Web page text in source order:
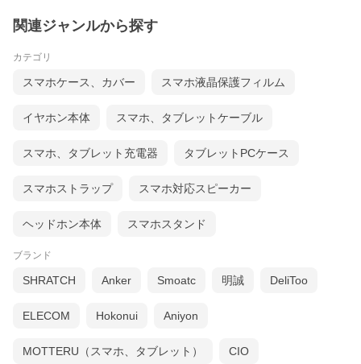
関連ジャンルから探す
カテゴリ
スマホケース、カバー スマホ液晶保護フィルム
イヤホン本体 スマホ、タブレットケーブル
スマホ、タブレット充電器 タブレットPCケース
スマホストラップ スマホ対応スピーカー
ヘッドホン本体 スマホスタンド
ブランド
SHRATCH Anker Smoatc 明誠 DeliToo
ELECOM Hokonui Aniyon
MOTTERU（スマホ、タブレット） CIO